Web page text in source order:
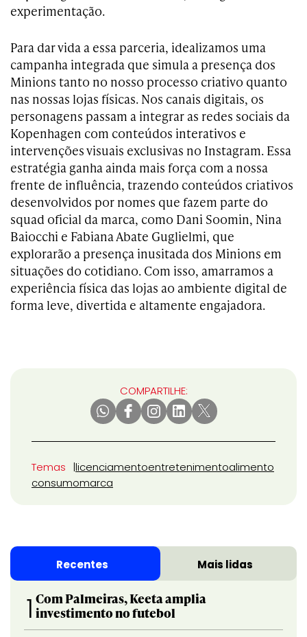
experimentação.
Para dar vida a essa parceria, idealizamos uma
campanha integrada que simula a presença dos
Minions tanto no nosso processo criativo quanto
nas nossas lojas físicas. Nos canais digitais, os
personagens passam a integrar as redes sociais da
Kopenhagen com conteúdos interativos e
intervenções visuais exclusivas no Instagram. Essa
estratégia ganha ainda mais força com a nossa
frente de influência, trazendo conteúdos criativos
desenvolvidos por nomes que fazem parte do
squad oficial da marca, como Dani Soomin, Nina
Baiocchi e Fabiana Abate Guglielmi, que
explorarão a presença inusitada dos Minions em
situações do cotidiano. Com isso, amarramos a
experiência física das lojas ao ambiente digital de
forma leve, divertida e altamente engajadora.
COMPARTILHE:
Temas licenciamentoentretenimentoalimento
consumomarca
Recentes Mais lidas
1 Com Palmeiras, Keeta amplia
investimento no futebol